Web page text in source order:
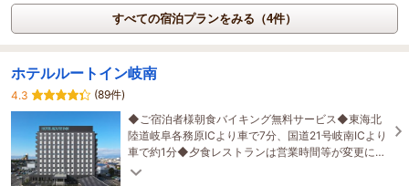
すべての宿泊プランをみる（4件）
ホテルルートイン岐南
4.3
(89件)
◆ご宿泊者様朝食バイキング無料サービス◆東海北
陸道岐阜各務原ICより車で7分、国道21号岐南ICより
車で約1分◆夕食レストランは営業時間等が変更にな
る場合があります。公式サイトにてご確認下さい。